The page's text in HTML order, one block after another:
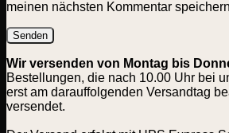
meinen nächsten Kommentar
Wir versenden von Montag bis
Bestellungen, die nach 10.00 Uhr bei
erst am darauffolgenden Versandtag
versendet.